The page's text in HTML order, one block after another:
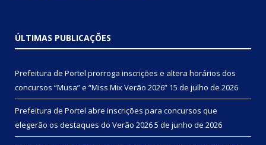
ÚLTIMAS PUBLICAÇÕES
Prefeitura de Portel prorroga inscrições e altera horários dos
concursos “Musa” e “Miss Mix Verão 2026” 15 de julho de 2026
Prefeitura de Portel abre inscrições para concursos que
elegerão os destaques do Verão 20265 de junho de 2026